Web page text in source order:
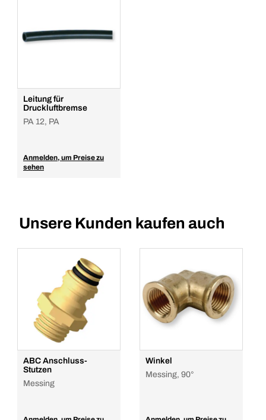
Leitung für
Druckluftbremse
PA 12, PA
Anmelden, um Preise zu
sehen
Unsere Kunden kaufen auch
ABC Anschluss-
Stutzen
Messing
Winkel
Messing, 90°